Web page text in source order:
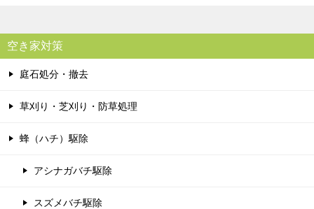
空き家対策
庭石処分・撤去
草刈り・芝刈り・防草処理
蜂（ハチ）駆除
アシナガバチ駆除
スズメバチ駆除